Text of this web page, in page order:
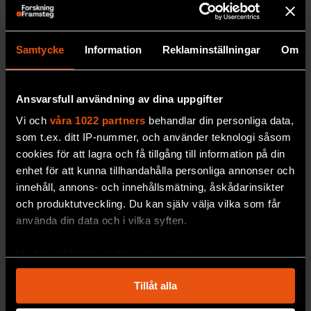
Samtycke Information Reklaminställningar Om
Ansvarsfull användning av dina uppgifter
Vi och våra 1022 partners behandlar din personliga data,
som t.ex. ditt IP-nummer, och använder teknologi såsom
cookies för att lagra och få tillgång till information på din
enhet för att kunna tillhandahålla personliga annonser och
innehåll, annons- och innehållsmätning, åskådarinsikter
och produktutveckling. Du kan själv välja vilka som får
använda din data och i vilka syften.
som kan ha en noggrannhet på upp till flera meter
Identifiera din enhet genom att aktivt skanna den
Tillåt alla
mot etikprövningslagen
Överklagandenämnden för etikprövningfriar
doktoranden som genomförde den
uppmärksammade ”snygghetsstudien” vid
Lunds universitet.
PREMIUM SAMHÄLLE & KULTUR